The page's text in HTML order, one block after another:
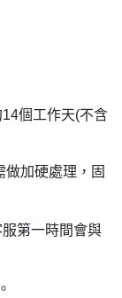
個工作天(不含
加硬處理，固
第一時間會與